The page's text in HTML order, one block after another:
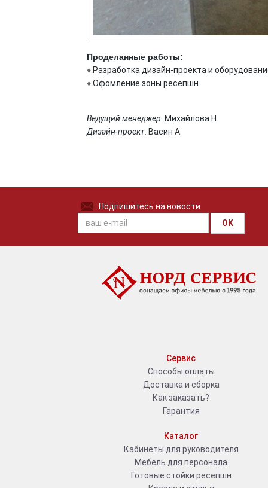
Проделанные работы:
♦Разработка дизайн-проекта и
♦Офомление зоны ресепшн
Ведущий менеджер: Михайлова Н.
Дизайн-проект:Васин А.
Подпишитесь на новости
OK
Сервис
Способы оплаты
Доставка и сборка
Как заказать?
Гарантия
Каталог
Кабинеты для руководителя
Мебель для персонала
Готовые стойки ресепшн